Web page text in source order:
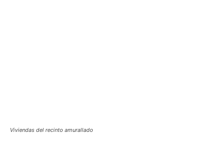
Viviendas del recinto amurallado